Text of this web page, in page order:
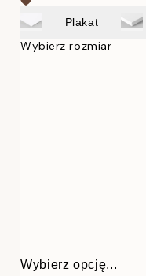
Plakat
Wybierz rozmiar
Wybierz opcję...